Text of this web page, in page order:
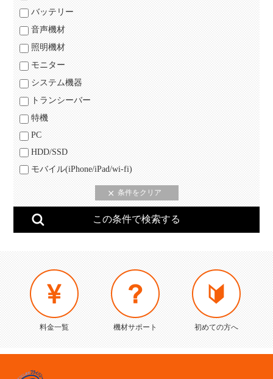
バッテリー
音声機材
照明機材
モニター
システム機器
トランシーバー
特機
PC
HDD/SSD
モバイル(iPhone/iPad/wi-fi)
料金一覧 機材サポート 初めての方へ